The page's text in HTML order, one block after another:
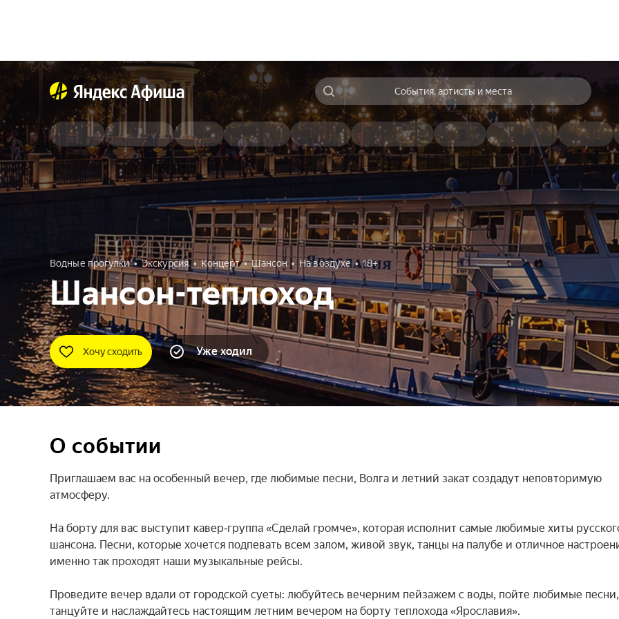
События, артисты и места
Водные прогулки Экскурсия Концерт Шансон На воздухе 18+
Шансон-теплоход
Хочу сходить Уже ходил
О событии
Приглашаем вас на особенный вечер, где любимые песни, Волга и летний закат создадут неповторимую
атмосферу.
На борту для вас выступит кавер‑группа «Сделай громче», которая исполнит самые любимые хиты
шансона. Песни, которые хочется подпевать всем залом, живой звук, танцы на палубе и отличное
именно так проходят наши музыкальные рейсы.
Проведите вечер вдали от городской суеты: любуйтесь вечерним пейзажем с воды, пойте любимые песни,
танцуйте и наслаждайтесь настоящим летним вечером на борту теплохода «Ярославия».